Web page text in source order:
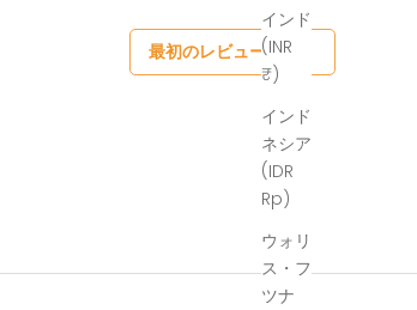
インド
(INR
₹)
インド
ネシア
(IDR
Rp)
ウォリ
ス・フ
ツナ
最初のレビューを書く